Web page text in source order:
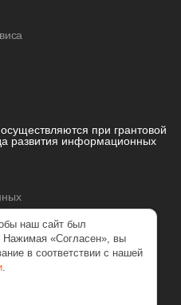
при грантовой
развития информационных
наш сайт был
«Согласен», вы
в соответствии с нашей
.